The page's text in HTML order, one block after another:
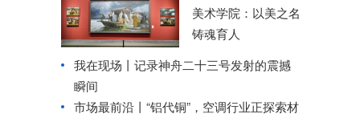
美术学院：以美之名
铸魂育人
我在现场丨记录神舟二十三号发射的震撼
瞬间
市场最前沿丨“铝代铜”，空调行业正探索材